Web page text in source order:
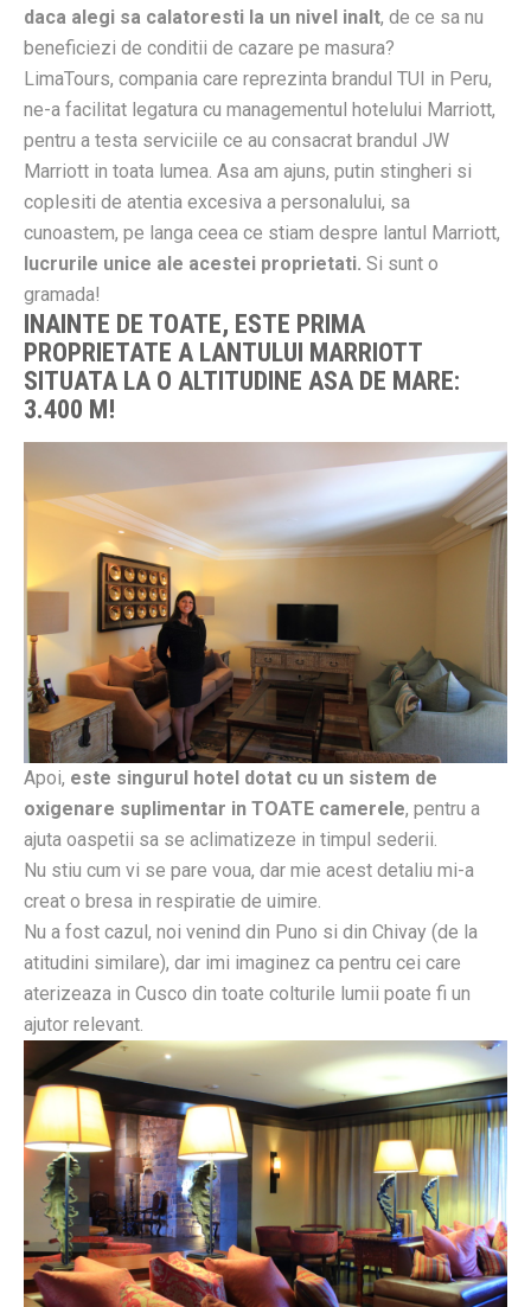
daca alegi sa calatoresti la un nivel inalt, de ce sa nu
beneficiezi de conditii de cazare pe masura?
LimaTours, compania care reprezinta brandul TUI in Peru,
ne-a facilitat legatura cu managementul hotelului Marriott,
pentru a testa serviciile ce au consacrat brandul JW
Marriott in toata lumea. Asa am ajuns, putin stingheri si
coplesiti de atentia excesiva a personalului, sa
cunoastem, pe langa ceea ce stiam despre lantul Marriott,
lucrurile unice ale acestei proprietati. Si sunt o
gramada!
INAINTE DE TOATE, ESTE PRIMA
PROPRIETATE A LANTULUI MARRIOTT
SITUATA LA O ALTITUDINE ASA DE MARE:
3.400 M!
Apoi, este singurul hotel dotat cu un sistem de
oxigenare suplimentar in TOATE camerele, pentru a
ajuta oaspetii sa se aclimatizeze in timpul sederii.
Nu stiu cum vi se pare voua, dar mie acest detaliu mi-a
creat o bresa in respiratie de uimire.
Nu a fost cazul, noi venind din Puno si din Chivay (de la
atitudini similare), dar imi imaginez ca pentru cei care
aterizeaza in Cusco din toate colturile lumii poate fi un
ajutor relevant.